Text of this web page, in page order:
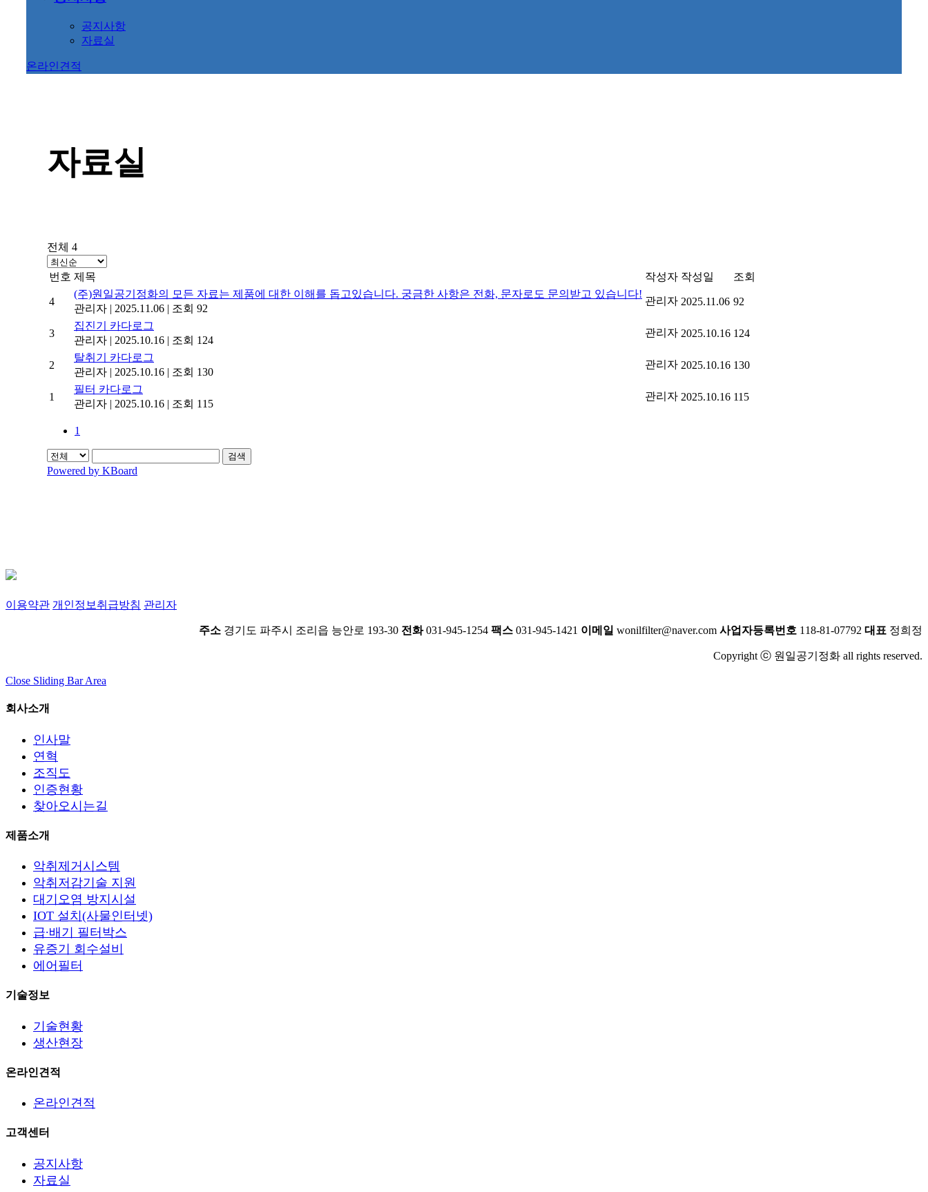
공지사항
자료실
온라인견적
자료실
전체 4
번호 제목 작성자 작성일 조회
4
(주)원일공기정화의 모든 자료는 제품에 대한 이해를 돕고있습니다. 궁금한 사항은 전화, 문자로도 문의받고 있습니다!
관리자 | 2025.11.06 | 조회 92
관리자 2025.11.06 92
3
집진기 카다로그
관리자 | 2025.10.16 | 조회 124
관리자 2025.10.16 124
2
탈취기 카다로그
관리자 | 2025.10.16 | 조회 130
관리자 2025.10.16 130
1
필터 카다로그
관리자 | 2025.10.16 | 조회 115
관리자 2025.10.16 115
1
검색
Powered by KBoard
이용약관 개인정보취급방침 관리자
주소 경기도 파주시 조리읍 능안로 193-30 전화031-945-1254 팩스 031-945-1421 이메일 wonilfilter@naver.com 사업자등록번호 118-81-07792 대표 정희정
Copyright ⓒ 원일공기정화 all rights reserved.
Close Sliding Bar Area
회사소개
인사말
연혁
조직도
인증현황
찾아오시는길
제품소개
악취제거시스템
악취저감기술 지원
대기오염 방지시설
IOT 설치(사물인터넷)
급∙배기 필터박스
유증기 회수설비
에어필터
기술정보
기술현황
생산현장
온라인견적
온라인견적
고객센터
공지사항
자료실